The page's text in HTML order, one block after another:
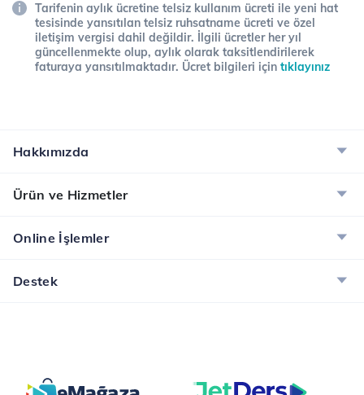
Tarifenin aylık ücretine telsiz kullanım ücreti ile yeni hat
tesisinde yansıtılan telsiz ruhsatname ücreti ve özel
iletişim vergisi dahil değildir. İlgili ücretler her yıl
güncellenmekte olup, aylık olarak taksitlendirilerek
faturaya yansıtılmaktadır. Ücret bilgileri için tıklayınız
Hakkımızda
Ürün ve Hizmetler
Online İşlemler
Destek